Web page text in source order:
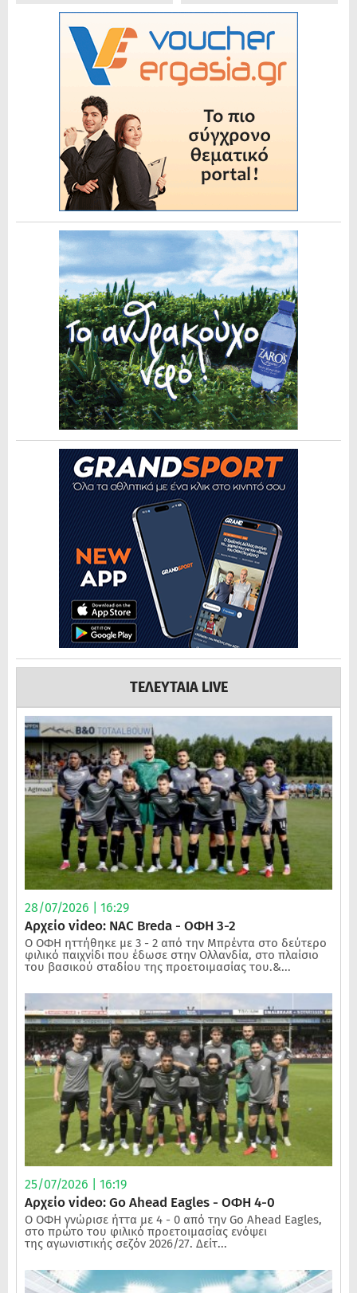
ΤΕΛΕΥΤΑΙΑ LIVE
28/07/2026 | 16:29
Αρχείο video: NAC Breda - ΟΦΗ 3-2
Ο ΟΦΗ ηττήθηκε με 3 - 2 από την Μπρέντα στο δεύτερο
φιλικό παιχνίδι που έδωσε στην Ολλανδία, στο πλαίσιο
του βασικού σταδίου της προετοιμασίας του.&...
25/07/2026 | 16:19
Αρχείο video: Go Ahead Eagles - ΟΦΗ 4-0
Ο ΟΦΗ γνώρισε ήττα με 4 - 0 από την Go Ahead Eagles,
στο πρώτο του φιλικό προετοιμασίας ενόψει
της αγωνιστικής σεζόν 2026/27. Δείτ...